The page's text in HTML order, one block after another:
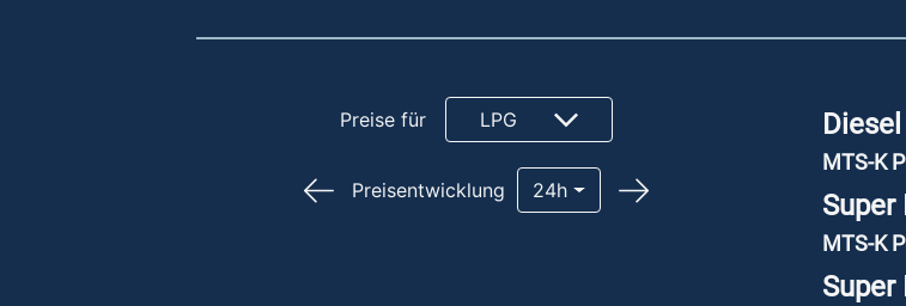
Diesel
MTS-K
Super
MTS-K
Super
Preise für LPG
Preisentwicklung 24h